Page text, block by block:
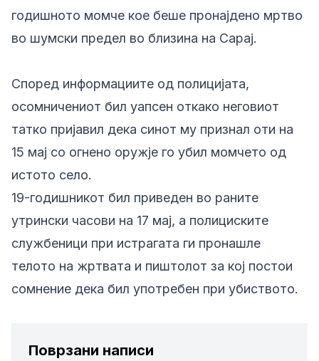
годишното момче кое беше пронајдено мртво
во шумски предел во близина на Сарај.
Според информациите од полицијата,
осомничениот бил уапсен откако неговиот
татко пријавил дека синот му признал оти на
15 мај со огнено оружје го убил момчето од
истото село.
19-годишникот бил приведен во раните
утрински часови на 17 мај, а полициските
службеници при истрагата ги пронашле
телото на жртвата и пиштолот за кој постои
сомнение дека бил употребен при убиството.
Поврзани написи